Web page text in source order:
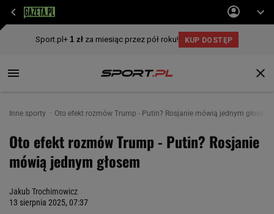
Inne sporty Oto efekt rozmów Trump - Putin? Rosjanie mówią jednym głosem
Oto efekt rozmów Trump - Putin? Rosjanie
mówią jednym głosem
Jakub Trochimowicz
13 sierpnia 2025, 07:37